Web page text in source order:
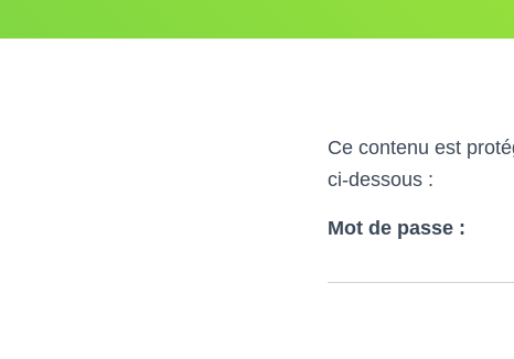
Ce contenu est
ci-dessous :
Mot de passe :